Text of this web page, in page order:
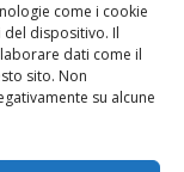
come i cookie
dispositivo. Il
dati come il
sito. Non
su alcune